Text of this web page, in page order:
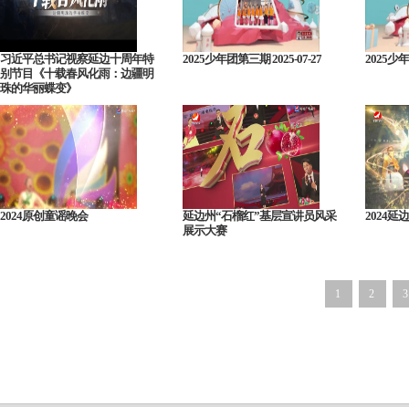
习近平总书记视察延边十周年特
别节目《十载春风化雨：边疆明
珠的华丽蝶变》
2025少年团第三期 2025-07-27 2025少
2024原创童谣晚会
延边州“石榴红”基层宣讲员风采
展示大赛
2024延
1 2 3